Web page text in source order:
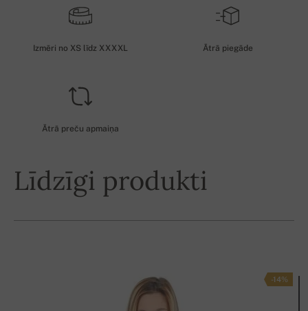
Izmēri no XS līdz XXXXL Ātrā piegāde
Ātrā preču apmaiņa
Līdzīgi produkti
-14%